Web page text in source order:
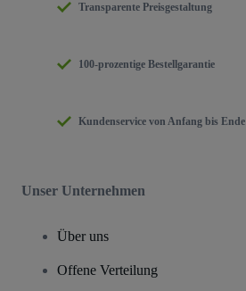
Transparente Preisgestaltung
100-prozentige Bestellgarantie
Kundenservice von Anfang bis Ende
Unser Unternehmen
Über uns
Offene Verteilung